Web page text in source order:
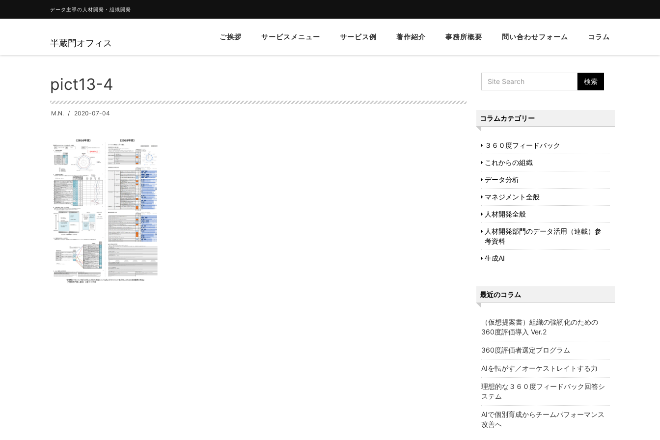
データ主導の人材開発・組織開発
半蔵門オフィス
ご挨拶 サービスメニュー サービス例 著作紹介 事務所概要 問い合わせフォーム コラム
HOME コラム 人材開発部門のデータ活用（連載）参考資料
pict13-4
M.N. 2020-07-04
コラムカテゴリー
３６０度フィードバック
これからの組織
データ分析
マネジメント全般
人材開発全般
人材開発部門のデータ活用（連載）参
考資料
生成AI
最近のコラム
（仮想提案書）組織の強靭化のための
360度評価導入 Ver.2
360度評価者選定プログラム
AIを転がす／オーケストレイトする力
理想的な３６０度フィードバック回答シ
ステム
AIで個別育成からチームパフォーマンス
改善へ